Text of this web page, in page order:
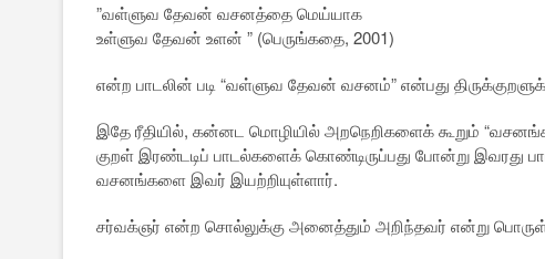
”வள்ளுவ தேவன் வசனத்தை மெய்யாக
உள்ளுவ தேவன் உளன் ” (பெருங்கதை, 2001)
என்ற பாடலின் படி “வள்ளுவ தேவன் வசனம்” என்பது
இதே ரீதியில், கன்னட மொழியில் அறநெறிகளைக் கூறும்
குறள் இரண்டடிப் பாடல்களைக் கொண்டிருப்பது போன்று இவரது
வசனங்களை இவர் இயற்றியுள்ளார்.
சர்வக்ஞர் என்ற சொல்லுக்கு அனைத்தும் அறிந்தவர் என்று